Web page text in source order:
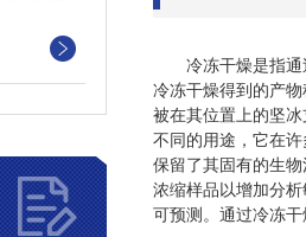
冷冻干燥是指通过
冷冻干燥得到的产
被在其位置上的坚
不同的用途，它在
保留了其固有的生
浓缩样品以增加分
可预测。通过冷冻